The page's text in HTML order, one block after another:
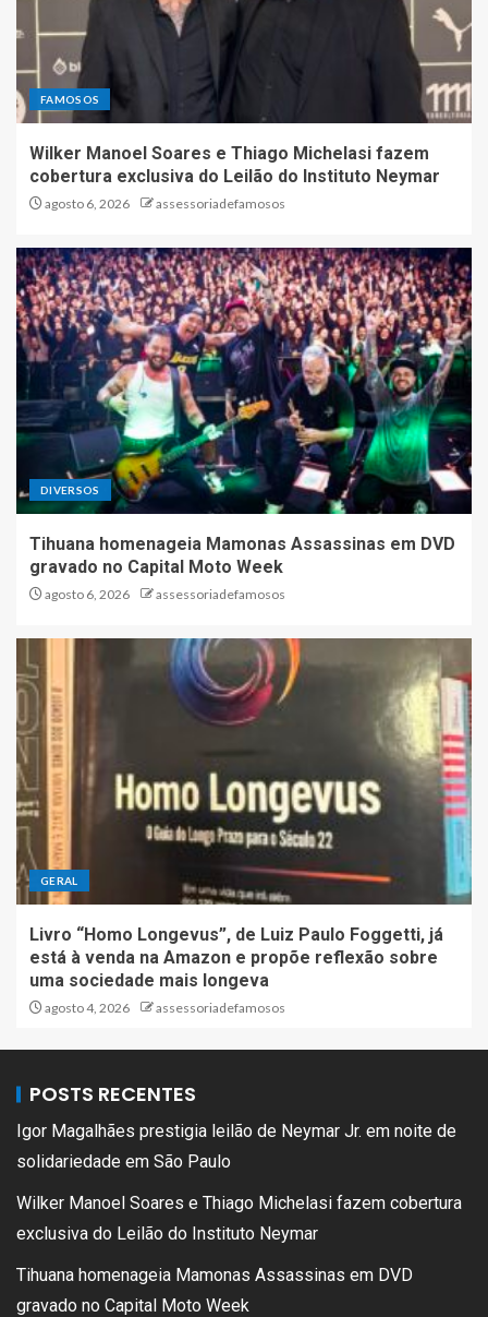
FAMOSOS
Wilker Manoel Soares e Thiago Michelasi fazem
cobertura exclusiva do Leilão do Instituto Neymar
agosto 6, 2026 assessoriadefamosos
DIVERSOS
Tihuana homenageia Mamonas Assassinas em DVD
gravado no Capital Moto Week
agosto 6, 2026 assessoriadefamosos
GERAL
Livro “Homo Longevus”, de Luiz Paulo Foggetti, já
está à venda na Amazon e propõe reflexão sobre
uma sociedade mais longeva
agosto 4, 2026 assessoriadefamosos
POSTS RECENTES
Igor Magalhães prestigia leilão de Neymar Jr. em noite de
solidariedade em São Paulo
Wilker Manoel Soares e Thiago Michelasi fazem cobertura
exclusiva do Leilão do Instituto Neymar
Tihuana homenageia Mamonas Assassinas em DVD
gravado no Capital Moto Week